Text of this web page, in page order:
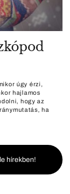
úgy érzi,
hajlamos
hogy az
ha
hírekben!